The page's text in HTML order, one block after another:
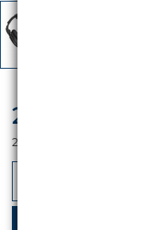
245,08 €
299,00 €